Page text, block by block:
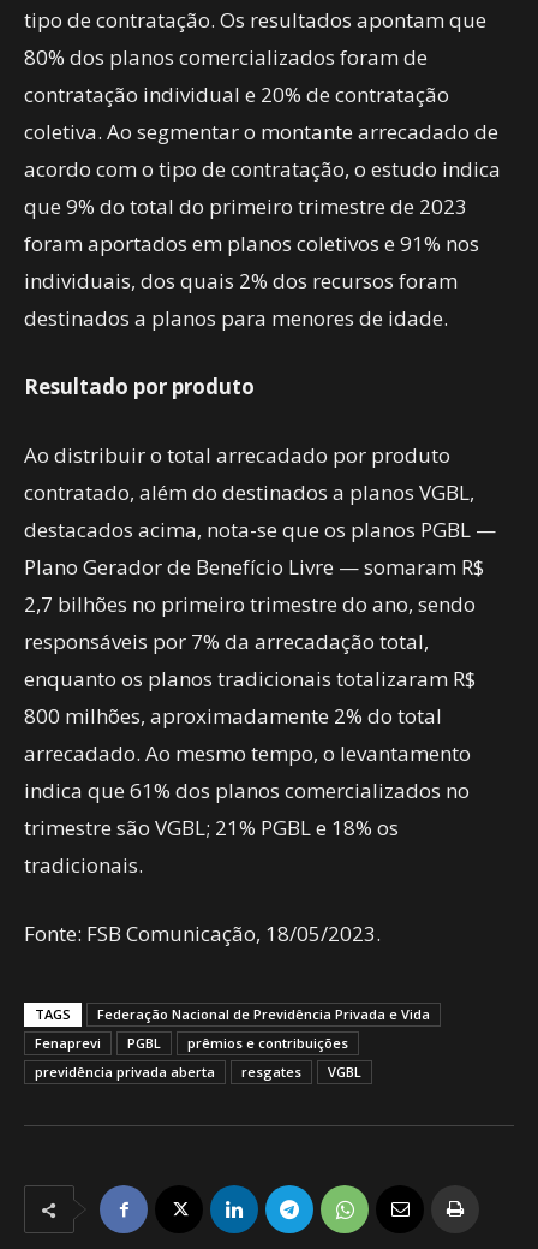
tipo de contratação. Os resultados apontam que
80% dos planos comercializados foram de
contratação individual e 20% de contratação
coletiva. Ao segmentar o montante arrecadado de
acordo com o tipo de contratação, o estudo indica
que 9% do total do primeiro trimestre de 2023
foram aportados em planos coletivos e 91% nos
individuais, dos quais 2% dos recursos foram
destinados a planos para menores de idade.
Resultado por produto
Ao distribuir o total arrecadado por produto
contratado, além do destinados a planos VGBL,
destacados acima, nota-se que os planos PGBL —
Plano Gerador de Benefício Livre — somaram R$
2,7 bilhões no primeiro trimestre do ano, sendo
responsáveis por 7% da arrecadação total,
enquanto os planos tradicionais totalizaram R$
800 milhões, aproximadamente 2% do total
arrecadado. Ao mesmo tempo, o levantamento
indica que 61% dos planos comercializados no
trimestre são VGBL; 21% PGBL e 18% os
tradicionais.
Fonte: FSB Comunicação, 18/05/2023.
TAGS
Federação Nacional de Previdência Privada e Vida
Fenaprevi
PGBL
prêmios e contribuições
previdência privada aberta
resgates VGBL